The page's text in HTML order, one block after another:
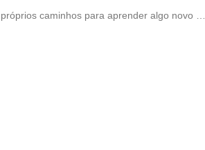
caminhos para aprender algo novo …